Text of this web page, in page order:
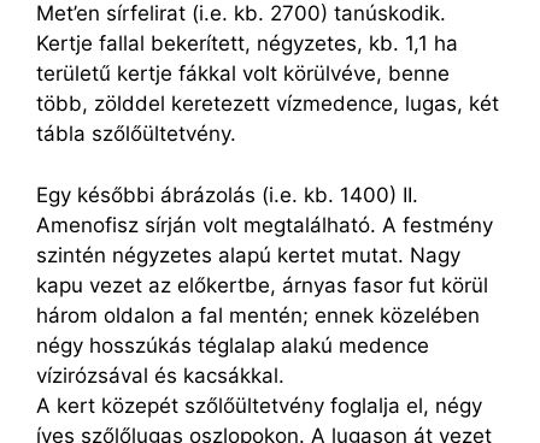
Met’en sírfelirat (i.e. kb. 2700) tanúskodik.
Kertje fallal bekerített, négyzetes, kb. 1,1 ha
területű kertje fákkal volt körülvéve, benne
több, zölddel keretezett vízmedence, lugas, két
tábla szőlőültetvény.
Egy későbbi ábrázolás (i.e. kb. 1400) II.
Amenofisz sírján volt megtalálható. A festmény
szintén négyzetes alapú kertet mutat. Nagy
kapu vezet az előkertbe, árnyas fasor fut körül
három oldalon a fal mentén; ennek közelében
négy hosszúkás téglalap alakú medence
vízirózsával és kacsákkal.
A kert közepét szőlőültetvény foglalja el, négy
íves szőlőlugas oszlopokon. A lugason át vezet